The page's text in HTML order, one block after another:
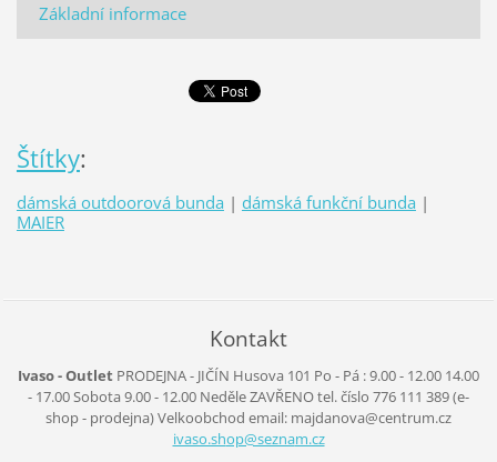
Základní informace
Štítky:
dámská outdoorová bunda | dámská funkční bunda |
MAIER
Kontakt
Ivaso - Outlet PRODEJNA - JIČÍN Husova 101 Po - Pá :9.00 - 12.00 14.00
- 17.00Sobota 9.00 - 12.00 NeděleZAVŘENOtel. číslo 776 111 389(e-
shop - prodejna)Velkoobchod email: majdanova@centrum.cz
ivaso.shop@seznam.cz